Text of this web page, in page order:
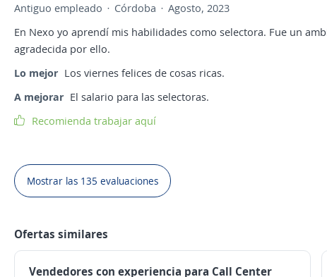
Antiguo empleado
Córdoba
Agosto, 2023
En Nexo yo aprendí mis habilidades como selectora. Fue un
agradecida por ello.
Lo mejor Los viernes felices de cosas ricas.
A mejorar El salario para las selectoras.
Recomienda trabajar aquí
Mostrar las 135 evaluaciones
Ofertas similares
Vendedores con experiencia para Call Center